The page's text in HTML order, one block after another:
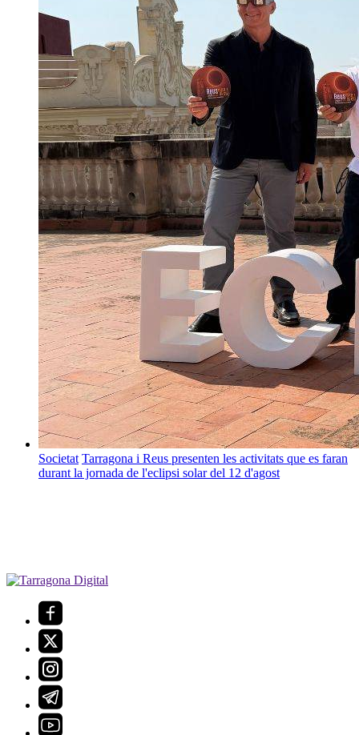
Societat Tarragona i Reus presenten les activitats que es faran
durant la jornada de l'eclipsi solar del 12 d'agost